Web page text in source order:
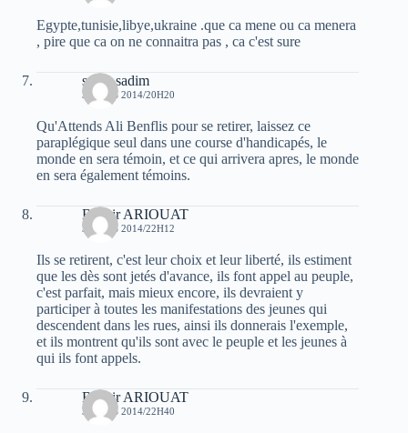
Egypte,tunisie,libye,ukraine .que ca mene ou ca menera
, pire que ca on ne connaitra pas , ca c'est sure
sarah sadim
3 MARS 2014/20H20
Qu'Attends Ali Benflis pour se retirer, laissez ce
paraplégique seul dans une course d'handicapés, le
monde en sera témoin, et ce qui arrivera apres, le monde
en sera également témoins.
Bachir ARIOUAT
3 MARS 2014/22H12
Ils se retirent, c'est leur choix et leur liberté, ils estiment
que les dès sont jetés d'avance, ils font appel au peuple,
c'est parfait, mais mieux encore, ils devraient y
participer à toutes les manifestations des jeunes qui
descendent dans les rues, ainsi ils donnerais l'exemple,
et ils montrent qu'ils sont avec le peuple et les jeunes à
qui ils font appels.
Bachir ARIOUAT
3 MARS 2014/22H40